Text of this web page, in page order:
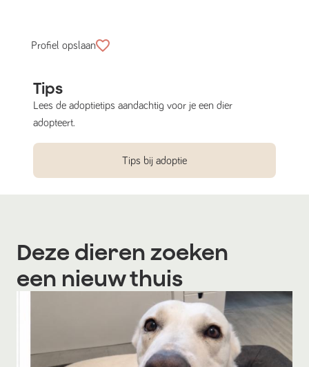
Profiel opslaan
Tips
Lees de adoptietips aandachtig voor je een dier
adopteert.
Tips bij adoptie
Deze dieren zoeken
een nieuw thuis